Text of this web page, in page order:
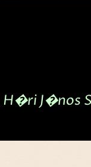
H�ri J�nos